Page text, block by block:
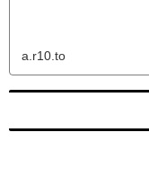
a.r10.to